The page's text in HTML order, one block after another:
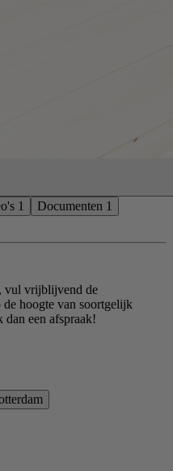
1 Documenten 1
vul vrijblijvend de
hoogte van soortgelijk
dan een afspraak!